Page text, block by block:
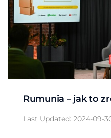
Rumunia – jak to
Last Updated: 2024-09-